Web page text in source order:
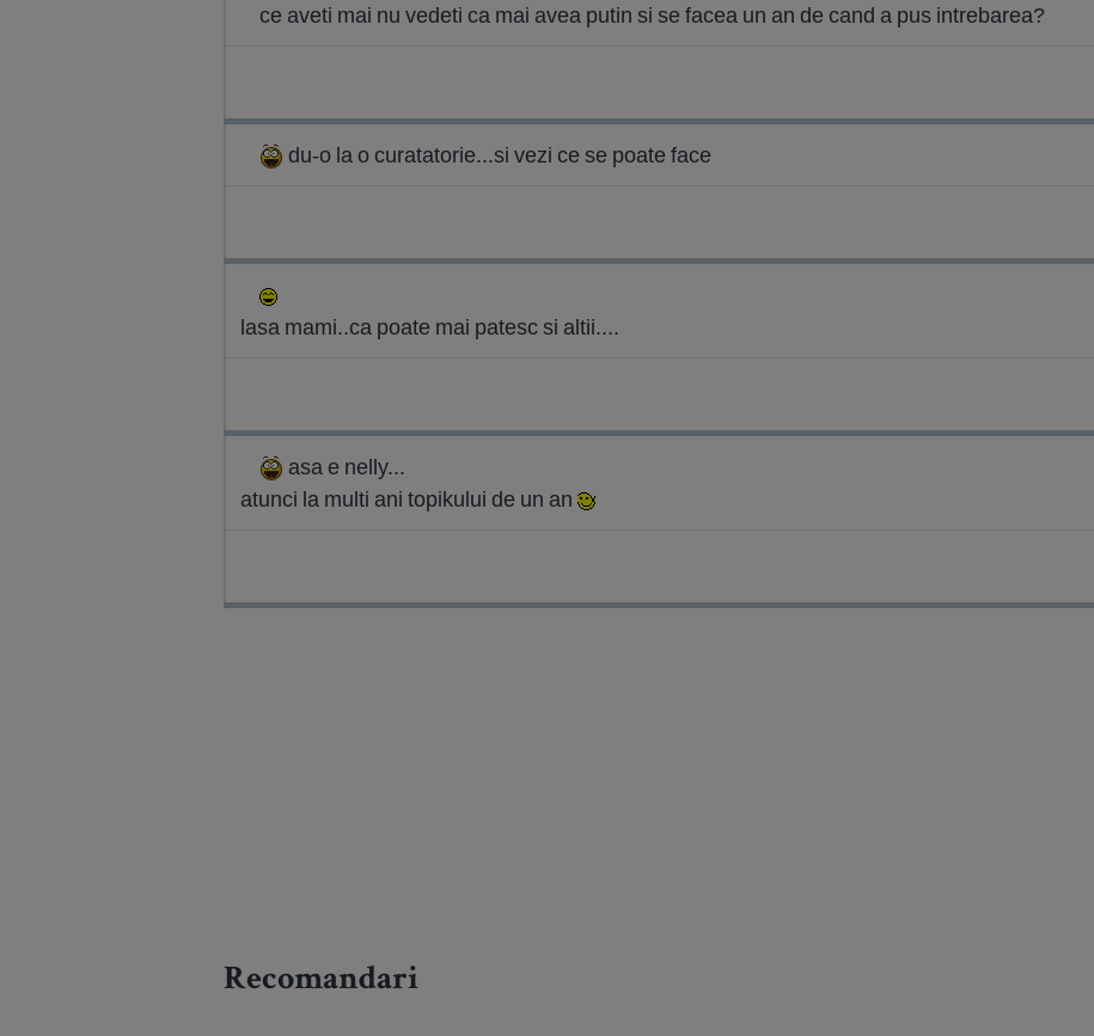
ce aveti mai nu vedeti ca mai avea putin si se facea un an de cand a pus intrebarea?
du-o la o curatatorie...si vezi ce se poate face
lasa mami..ca poate mai patesc si altii....
asa e nelly...
atunci la multi ani topikului de un an
Recomandari